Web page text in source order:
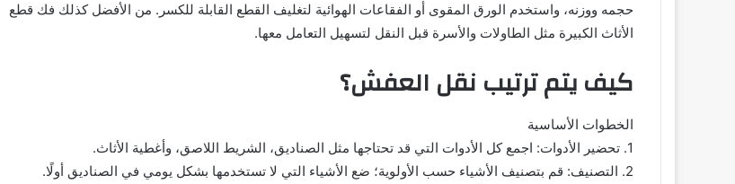
حجمه ووزنه، واستخدم الورق المقوى أو الفقاعات الهوائية لتغليف القطع القابلة للكسر. من الأفضل كذلك فك قطع
الأثاث الكبيرة مثل الطاولات والأسرة قبل النقل لتسهيل التعامل معها.
كيف يتم ترتيب نقل العفش؟
الخطوات الأساسية
1. تحضير الأدوات: اجمع كل الأدوات التي قد تحتاجها مثل الصناديق، الشريط اللاصق، وأغطية الأثاث.
2. التصنيف: قم بتصنيف الأشياء حسب الأولوية؛ ضع الأشياء التي لا تستخدمها بشكل يومي في الصناديق أولًا.